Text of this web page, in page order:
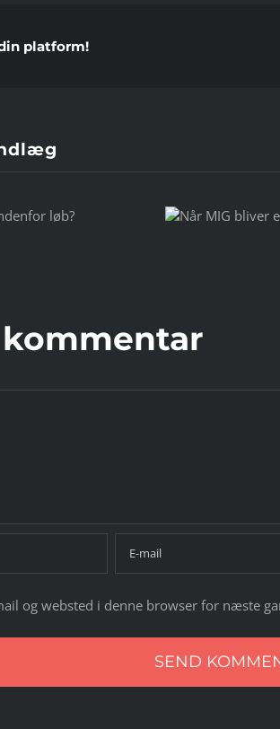
platform!
Når MIG bliver
og websted i denne browser for næste